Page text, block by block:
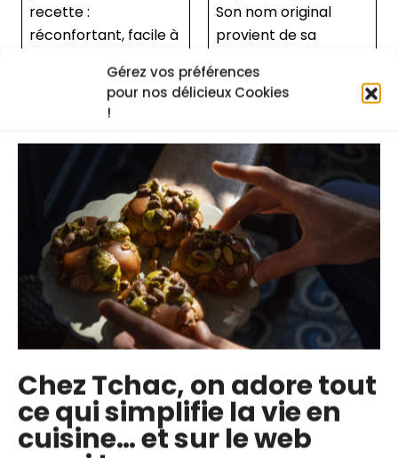
Gérez vos préférences
pour nos délicieux Cookies
!
Chez Tchac, on adore tout
ce qui simplifie la vie en
cuisine… et sur le web
recette :
réconfortant, facile à
format, ce curr...
Son nom original
provient de sa
Les cours en ligne du chef